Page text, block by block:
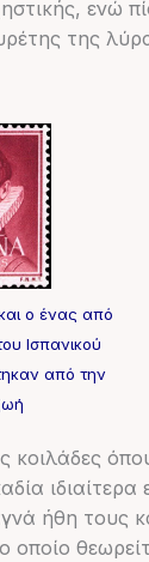
ενώ
της
ο ένας από
Ισπανικού
από την
κοιλάδες
ιδιαίτερα
ήθη τους